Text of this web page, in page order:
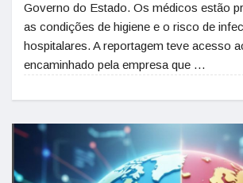
Governo do Estado. Os médicos estão
as condições de higiene e o risco de
hospitalares. A reportagem teve acesso
encaminhado pela empresa que …